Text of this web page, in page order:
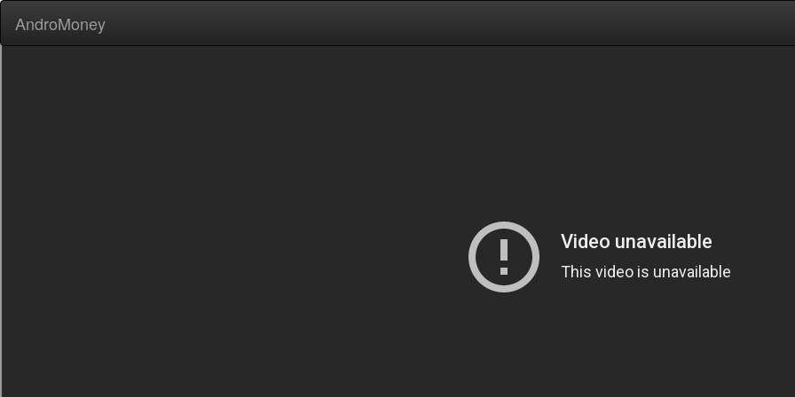
AndroMoney